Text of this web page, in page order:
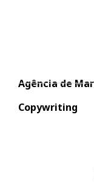
Agência de
Copywriting